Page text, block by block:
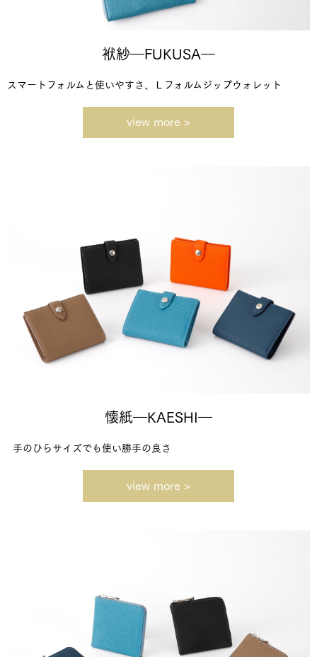
袱紗―FUKUSA―
スマートフォルムと使いやすさ、Ｌフォルムジップウォレット
view more >
懐紙―KAESHI―
手のひらサイズでも使い勝手の良さ
view more >